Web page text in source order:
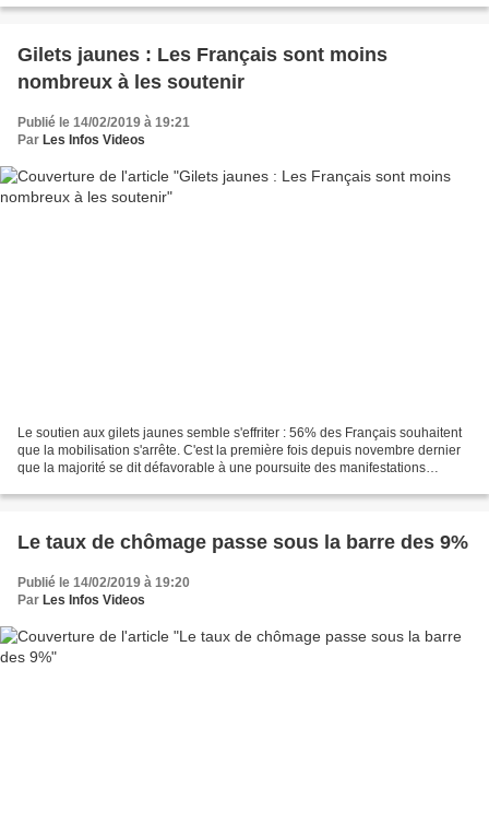
Gilets jaunes : Les Français sont moins
nombreux à les soutenir
Publié le 14/02/2019 à 19:21
Par Les Infos Videos
Le soutien aux gilets jaunes semble s'effriter : 56% des Français souhaitent
que la mobilisation s'arrête. C'est la première fois depuis novembre dernier
que la majorité se dit défavorable à une poursuite des manifestations
Le taux de chômage passe sous la barre des 9%
Publié le 14/02/2019 à 19:20
Par Les Infos Videos